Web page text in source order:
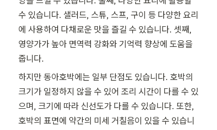
수 있습니다. 샐러드, 스튜, 스프, 구이 등 다양한 요리
에 사용하여 다채로운 맛을 즐길 수 있습니다. 셋째,
영양가가 높아 면역력 강화와 기억력 향상에 도움을
줍니다.
하지만 동아호박에는 일부 단점도 있습니다. 호박의
크기가 일정하지 않을 수 있어 조리 시간이 다를 수 있
으며, 크기에 따라 신선도가 다를 수 있습니다. 또한,
호박의 표면에 약간의 미세 거칠음이 있을 수 있습니